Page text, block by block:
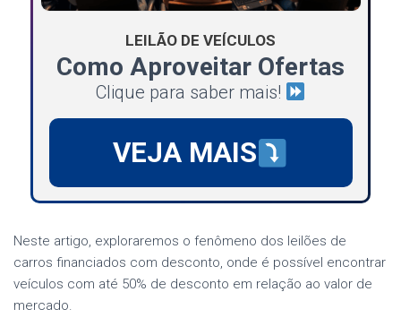
LEILÃO DE VEÍCULOS
Como Aproveitar Ofertas
Clique para saber mais!
VEJA MAIS
Neste artigo, exploraremos o fenômeno dos leilões de
carros financiados com desconto, onde é possível encontrar
veículos com até 50% de desconto em relação ao valor de
mercado.